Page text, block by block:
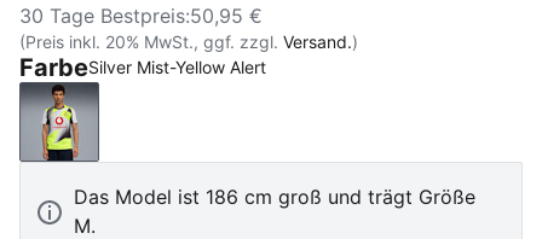
30 Tage Bestpreis:50,95 €
(Preis inkl. 20% MwSt., ggf. zzgl. Versand.)
FarbeSilver Mist-Yellow Alert
Silver Mist-Yellow Alert
Das Model ist 186 cm groß und trägt Größe
M.